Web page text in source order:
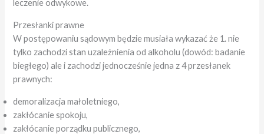
leczenie odwykowe.
Przesłanki prawne
W postępowaniu sądowym będzie musiała wykazać że 1. nie
tylko zachodzi stan uzależnienia od alkoholu (dowód: badanie
biegłego) ale i zachodzi jednocześnie jedna z 4 przesłanek
prawnych:
demoralizacja małoletniego,
zakłócanie spokoju,
zakłócanie porządku publicznego,